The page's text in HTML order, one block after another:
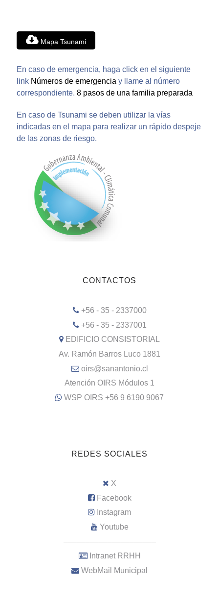
Mapa Tsunami
En caso de emergencia, haga click en el siguiente
link Números de emergencia y llame al número
correspondiente. 8 pasos de una familia preparada
En caso de Tsunami se deben utilizar la vías
indicadas en el mapa para realizar un rápido despeje
de las zonas de riesgo.
CONTACTOS
+56 - 35 - 2337000
+56 - 35 - 2337001
EDIFICIO CONSISTORIAL
Av. Ramón Barros Luco 1881
oirs@sanantonio.cl
Atención OIRS Módulos 1
WSP OIRS +56 9 6190 9067
REDES SOCIALES
X
Facebook
Instagram
Youtube
–––––––––––––––––––––
Intranet RRHH
WebMail Municipal